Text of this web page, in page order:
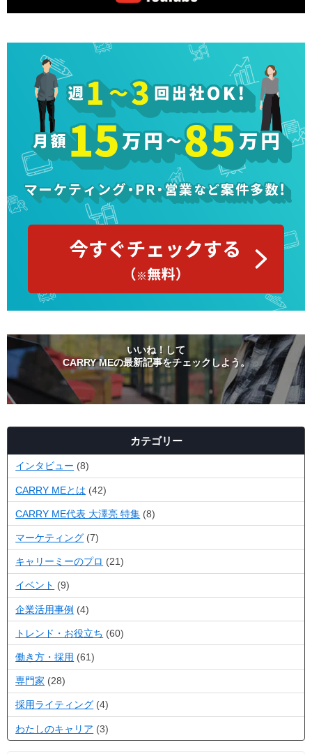
いいね！して
CARRY MEの最新記事をチェックしよう。
カテゴリー
インタビュー (8)
CARRY MEとは (42)
CARRY ME代表 大澤亮 特集 (8)
マーケティング (7)
キャリーミーのプロ (21)
イベント (9)
企業活用事例 (4)
トレンド・お役立ち (60)
働き方・採用 (61)
専門家 (28)
採用ライティング (4)
わたしのキャリア (3)